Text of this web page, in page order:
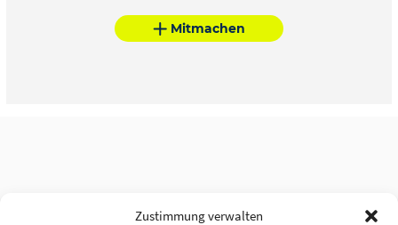
Zustimmung verwalten
Mitmachen